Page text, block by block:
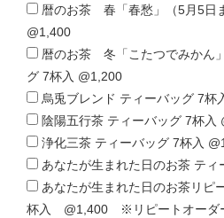
暦のお茶 春「春愁」（5月5日
@1,400
暦のお茶 冬「こたつでみかん
グ 7杯入 @1,200
烏兎ブレンド ティーバッグ 7杯
陰陽五行茶 ティーバッグ 7杯入
浄化三茶 ティーバッグ 7杯入
あなたが生まれた日のお茶 テ
あなたが生まれた日のお茶リピ
杯入 @1,400 ※リピートオーダ